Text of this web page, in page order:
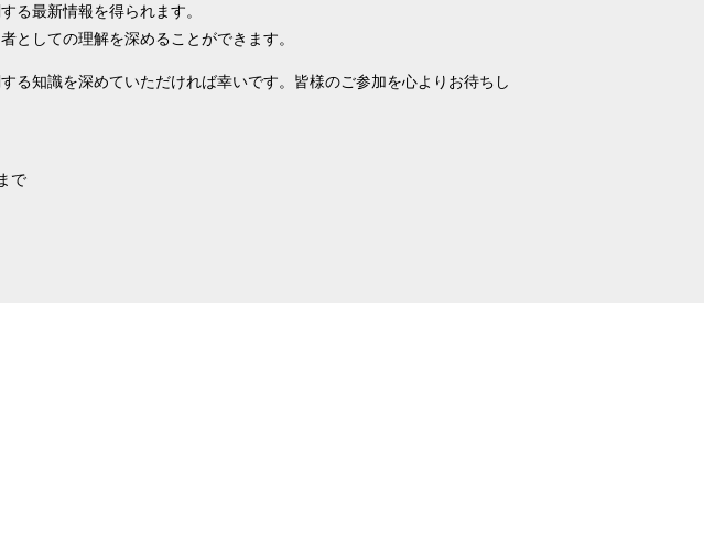
る最新情報を得られます。
としての理解を深めることができます。
る知識を深めていただければ幸いです。皆様のご参加を心よりお待ちし
で